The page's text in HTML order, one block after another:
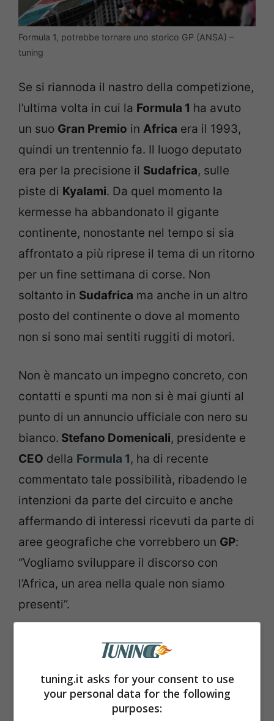
Formula 1, potrebbe tornare uno storico GP (ANSA) –
tuning
Se si riannoda il nastro della competizione,
l’ultima volta in cui la Formula 1 ha avuto
un suo Gran Premio in Africa era il 1993,
quindi un trentennio fa. Il luogo deputato
era per la precisione il Sudafrica, sulle
piste di Kyalami. Da quel momento la
kermesse ha abbandonato il gigante
continente, nonostante nel tempo si sia
affrontato a più riprese il tema di un ritorno
per un fine settimana di corse. Non
soltanto in Sudafrica ma anche in un altro
posto del continente o dove al momento
non si sono mai sentiti ruggiti di motori.
Non è mancato un impegno concreto, con
contatti e spunti ma non si è mai giunti al
punto di un annuncio ufficiale con nero su
bianco. Stefano Domenicali, presidente e
CEO della Formula 1, ha di recente
commentato tale possibilità, ribadendo le
intenzioni da parte del circuito e anche
affermando di interessi ricevuti da parte di
aree geografiche che vorrebbero un GP:
“Vogliamo sviluppare il discorso con
l’Africa, un area nella quale non siamo
presenti”.
tuning.it asks for your consent to use
your personal data for the following
purposes: